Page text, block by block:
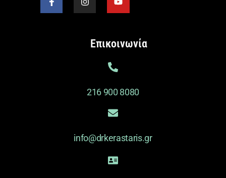
Επικοινωνία
216 900 8080
info@drkerastaris.gr